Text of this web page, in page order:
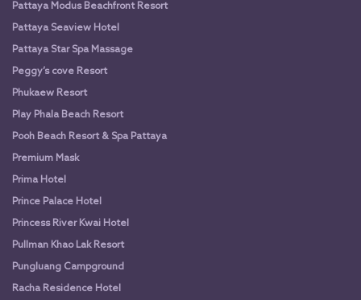
Pattaya Modus Beachfront Resort
Pattaya Seaview Hotel
Pattaya Star Spa Massage
Peggy’s cove Resort
Phukaew Resort
Play Phala Beach Resort
Pooh Beach Resort & Spa Pattaya
Premium Mask
Prima Hotel
Prince Palace Hotel
Princess River Kwai Hotel
Pullman Khao Lak Resort
Pungluang Campground
Racha Residence Hotel